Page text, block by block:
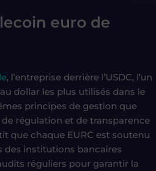
euro de
, l’entreprise derrière l’USDC, l’un
dollar les plus utilisés dans le
principes de gestion que
de régulation et de transparence
que chaque EURC est soutenu
des institutions bancaires
réguliers pour garantir la